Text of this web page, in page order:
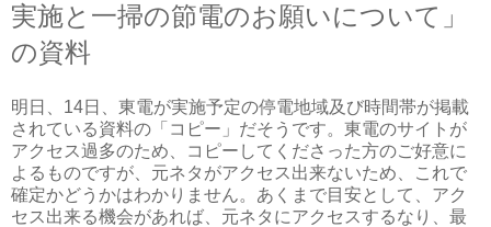
実施と一掃の節電のお願いについて」
の資料
明日、14日、東電が実施予定の停電地域及び時間帯が掲載
されている資料の「コピー」だそうです。東電のサイトが
アクセス過多のため、コピーしてくださった方のご好意に
よるものですが、元ネタがアクセス出来ないため、これで
確定かどうかはわかりません。あくまで目安として、アク
セス出来る機会があれば、元ネタにアクセスするなり、最